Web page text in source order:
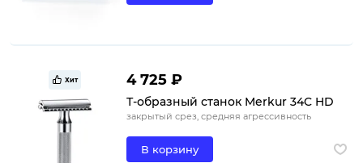
Хит 4 725 ₽
Т-образный станок Merkur 34C HD
закрытый срез, средняя агрессивность
В корзину